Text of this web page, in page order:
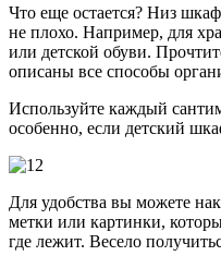
Что еще остается? Низ
не плохо. Например, для
или детской обуви.
описаны все способы
Используйте каждый
особенно, если детский
Для удобства вы можете
метки или картинки,
где лежит. Весело